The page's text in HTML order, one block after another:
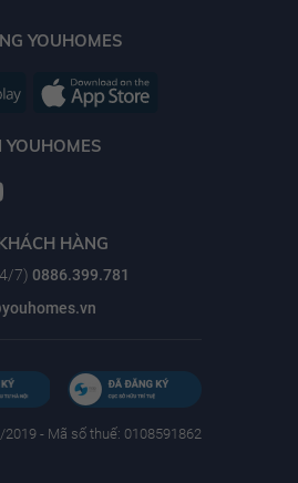
YOUHOMES
YOUHOMES
HÀNG
7) 0886.399.781
- Mã số thuế: 0108591862